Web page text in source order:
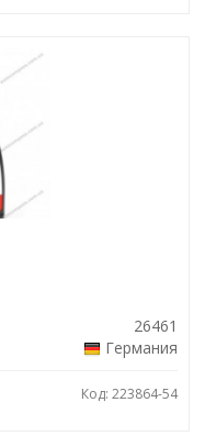
26461
Германия
Код: 223864-54